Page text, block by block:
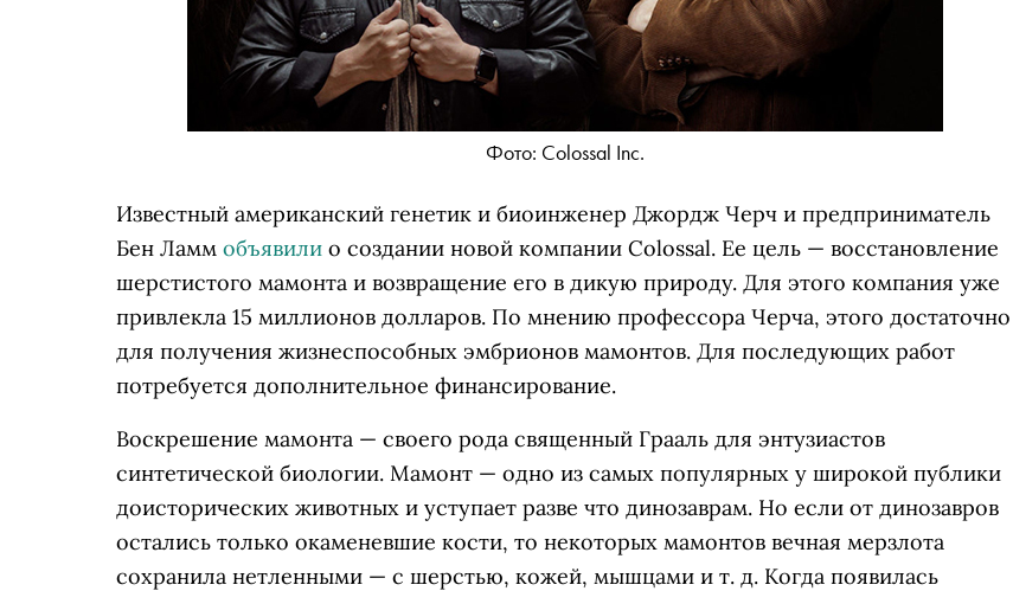
Фото: Colossal Inc.
Известный американский генетик и биоинженер Джордж Черч и предприниматель
Бен Ламм объявили о создании новой компании Colossal. Ее цель — восстановление
шерстистого мамонта и возвращение его в дикую природу. Для этого компания уже
привлекла 15 миллионов долларов. По мнению профессора Черча, этого достаточно
для получения жизнеспособных эмбрионов мамонтов. Для последующих работ
потребуется дополнительное финансирование.
Воскрешение мамонта — своего рода священный Грааль для энтузиастов
синтетической биологии. Мамонт — одно из самых популярных у широкой публики
доисторических животных и уступает разве что динозаврам. Но если от динозавров
остались только окаменевшие кости, то некоторых мамонтов вечная мерзлота
сохранила нетленными — с шерстью, кожей, мышцами и т. д. Когда появилась